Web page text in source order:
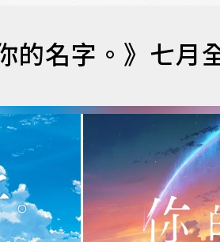
的名字。》七月